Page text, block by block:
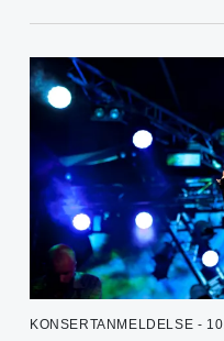
KONSERTANMELDELSE -